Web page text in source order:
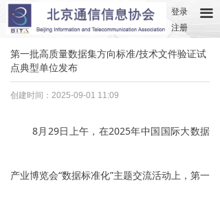
끀
登录
注册
创建时间： 2025-09-01 11:09
8月29日上午，在2025年中国国际大数据
产业博览会“数据标准化”主题交流活动上，第一
第一批高质量数据集方向标准/技术文件验证试
点典型单位发布